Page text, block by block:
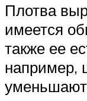
Плотва
имеется
также ее
например,